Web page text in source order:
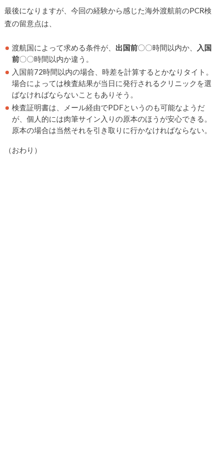
最後になりますが、今回の経験から感じた海外渡航前のPCR検
査の留意点は、
渡航国によって求める条件が、 出国前〇〇時間以内か、
入国
前〇〇時間以内か違う。
入国前72時間以内の場合、時差を計算するとかなりタイト。
場合によっては検査結果が当日に発行されるクリニックを選
ばなければならないこともありそう。
検査証明書は、メール経由でPDFというのも可能なようだ
が、個人的には肉筆サイン入りの原本のほうが安心できる。
原本の場合は当然それを引き取りに行かなければならない。
（おわり）